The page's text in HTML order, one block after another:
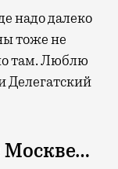
надо далеко
тоже не
там. Люблю
Делегатский
Москве…